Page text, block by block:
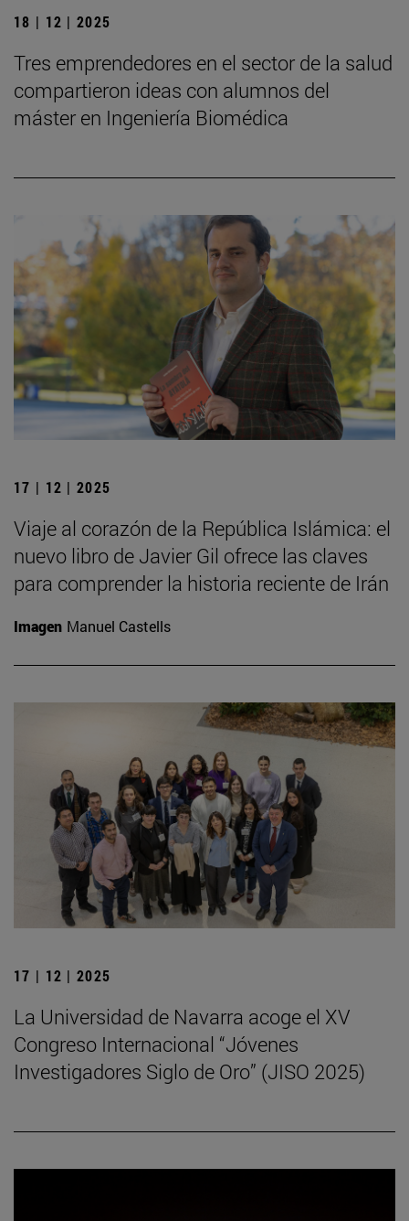
18 | 12 | 2025
Tres emprendedores en el sector de la salud
compartieron ideas con alumnos del
máster en Ingeniería Biomédica
17 | 12 | 2025
Viaje al corazón de la República Islámica: el
nuevo libro de Javier Gil ofrece las claves
para comprender la historia reciente de Irán
Imagen Manuel Castells
17 | 12 | 2025
La Universidad de Navarra acoge el XV
Congreso Internacional “Jóvenes
Investigadores Siglo de Oro” (JISO 2025)